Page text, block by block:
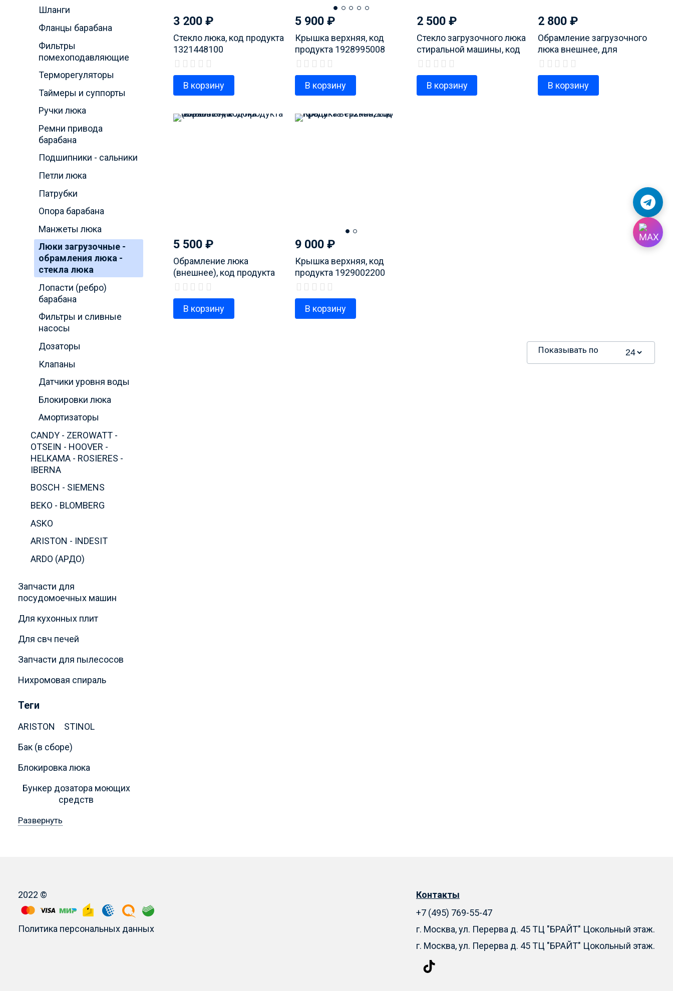
Шланги
Фланцы барабана
Фильтры
помехоподавляющие
Терморегуляторы
Таймеры и суппорты
Ручки люка
Ремни привода
барабана
Подшипники - сальники
Петли люка
Патрубки
Опора барабана
Манжеты люка
Люки загрузочные -
обрамления люка -
стекла люка
Лопасти (ребро)
барабана
Фильтры и сливные
насосы
Дозаторы
Клапаны
Датчики уровня воды
Блокировки люка
Амортизаторы
CANDY - ZEROWATT -
OTSEIN - HOOVER -
HELKAMA - ROSIERES -
IBERNA
BOSCH - SIEMENS
BEKO - BLOMBERG
ASKO
ARISTON - INDESIT
ARDO (АРДО)
Запчасти для
посудомоечных машин
Для кухонных плит
Для свч печей
Запчасти для пылесосов
Нихромовая спираль
Теги
ARISTON
STINOL
Бак (в сборе)
Блокировка люка
Бункер дозатора моющих
средств
Развернуть
3 200₽
Стекло люка, код продукта
1321448100
В корзину
5 900₽
Крышка верхняя, код
продукта 1928995008
В корзину
2 500 ₽
Стекло загрузочного люка
стиральной машины, код
продукта 1326757000
В корзину
2 800₽
Обрамление загрузочного
люка внешнее, для
стиральной машины
код продукта 1320147042
В корзину
5 500₽
Обрамление люка
(внешнее), код продукта
1327637110
В корзину
9 000₽
Крышка верхняя, код
продукта 1929002200
В корзину
Показывать по
2022 ©
Политика персональных данных
Контакты
+7 (495) 769-55-47
г. Москва, ул. Перерва д. 45 ТЦ "БРАЙТ" Цокольный этаж.
г. Москва, ул. Перерва д. 45 ТЦ "БРАЙТ" Цокольный этаж.